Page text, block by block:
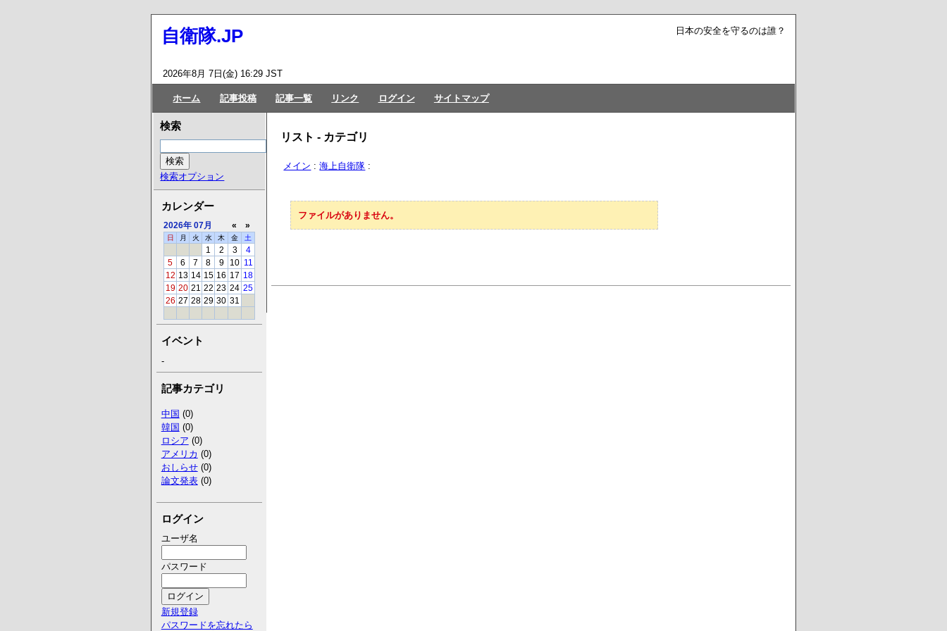
自衛隊.JP 日本の安全を守るのは誰？
2026年8月 7日(金) 16:29 JST
ホーム 記事投稿 記事一覧 リンク ログイン サイトマップ
リスト - カテゴリ
メイン :海上自衛隊 :
ファイルがありません。
検索
検索オプション
カレンダー
2026年 07月 « »
日 月 火 水 木 金 土
1 2 3
4
5
6 7 8 9 10 11
12 13 14 15 16 17 18
19 20 21 22 23 24 25
26 27 28 29 30 31
イベント
-
記事カテゴリ
中国 (0)
韓国 (0)
ロシア (0)
アメリカ (0)
おしらせ(0)
論文発表(0)
ログイン
ユーザ名
パスワード
新規登録
パスワードを忘れたら